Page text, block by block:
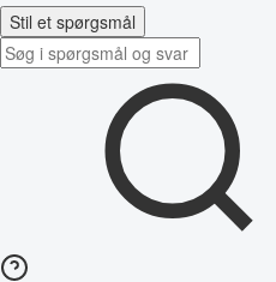
Stil et spørgsmål